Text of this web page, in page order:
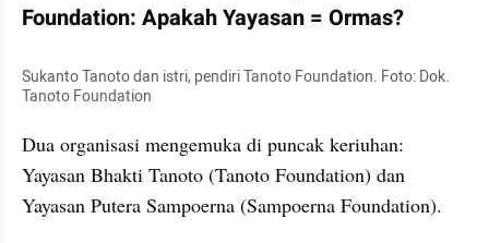
Foundation: Apakah Yayasan = Ormas?
Sukanto Tanoto dan istri, pendiri Tanoto Foundation. Foto: Dok.
Tanoto Foundation
Dua organisasi mengemuka di puncak keriuhan:
Yayasan Bhakti Tanoto (Tanoto Foundation) dan
Yayasan Putera Sampoerna (Sampoerna Foundation).